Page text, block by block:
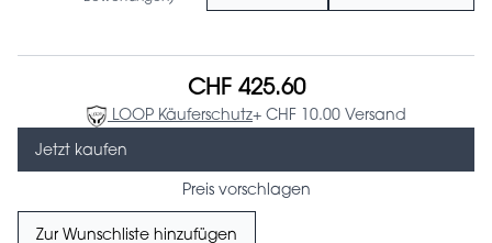
CHF 425.60
LOOP Käuferschutz+ CHF 10.00 Versand
Jetzt kaufen
Preis vorschlagen
Zur Wunschliste hinzufügen